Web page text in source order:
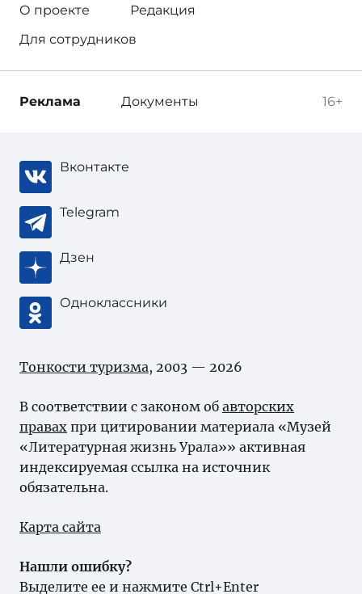
О проекте
Редакция
Для сотрудников
16+
Реклама Документы
Вконтакте
Telegram
Дзен
Одноклассники
Тонкости туризма, 2003 — 2026
В соответствии с законом об авторских
правах при цитировании материала «Музей
«Литературная жизнь Урала»» активная
индексируемая ссылка на источник
обязательна.
Карта сайта
Нашли ошибку?
Выделите ее и нажмите Ctrl+Enter